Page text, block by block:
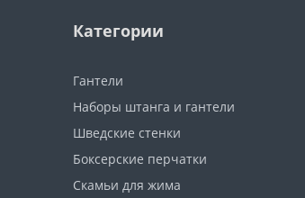
Категории
Гантели
Наборы штанга и гантели
Шведские стенки
Боксерские перчатки
Скамьи для жима